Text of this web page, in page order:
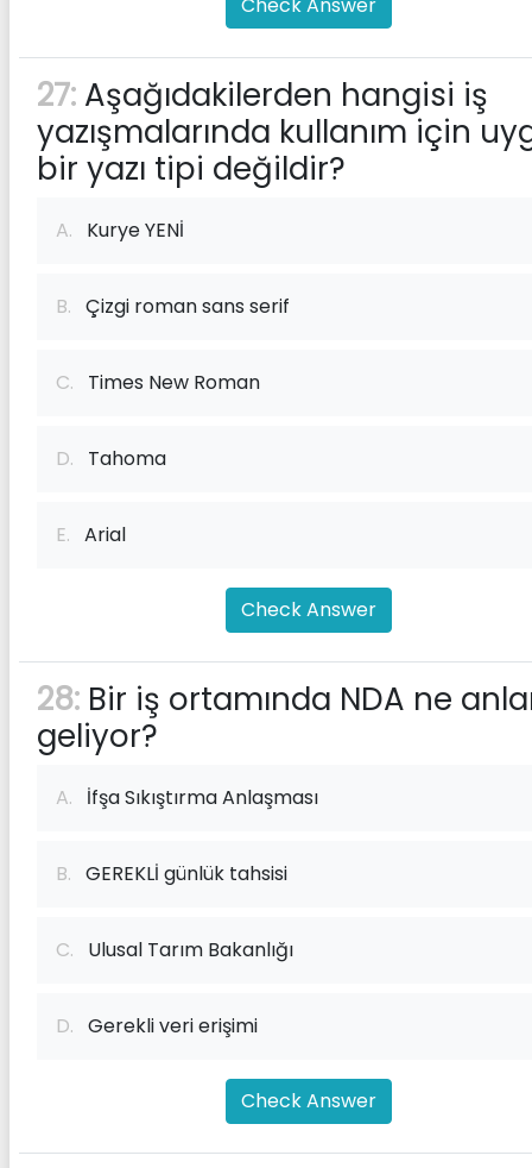
27: Aşağıdakilerden hangisi iş
yazışmalarında kullanım için
bir yazı tipi değildir?
A. Kurye YENİ
B. Çizgi roman sans serif
C. Times New Roman
D. Tahoma
E. Arial
Check Answer
28: Bir iş ortamında NDA ne
geliyor?
A. İfşa Sıkıştırma Anlaşması
B. GEREKLİ günlük tahsisi
C. Ulusal Tarım Bakanlığı
D. Gerekli veri erişimi
Check Answer